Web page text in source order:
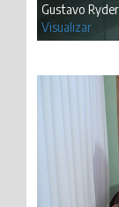
Gustavo
Visualizar